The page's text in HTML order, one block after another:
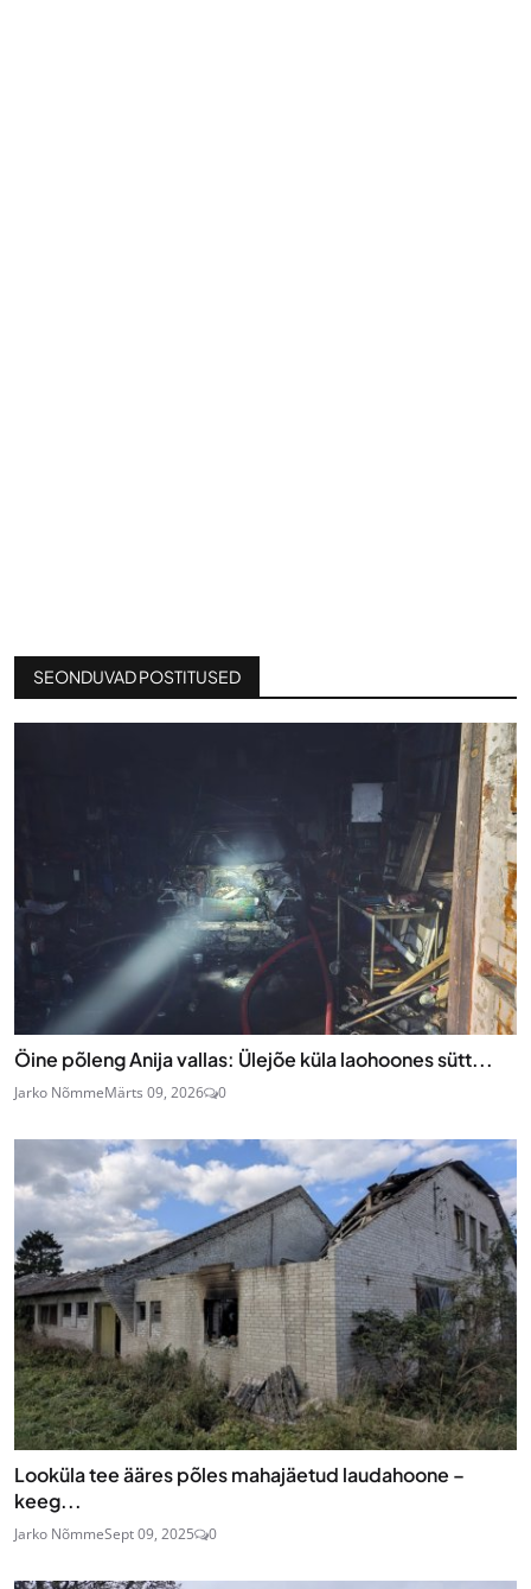
SEONDUVAD POSTITUSED
Öine põleng Anija vallas: Ülejõe küla laohoones sütt...
Jarko NõmmeMärts 09, 2026 0
Looküla tee ääres põles mahajäetud laudahoone –
keeg...
Jarko NõmmeSept 09, 2025 0